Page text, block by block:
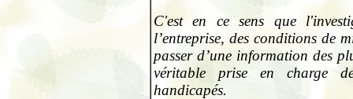
C'est en ce sens que
l’entreprise, des conditions de
passer d’une information des
véritable prise en charge
handicapés.